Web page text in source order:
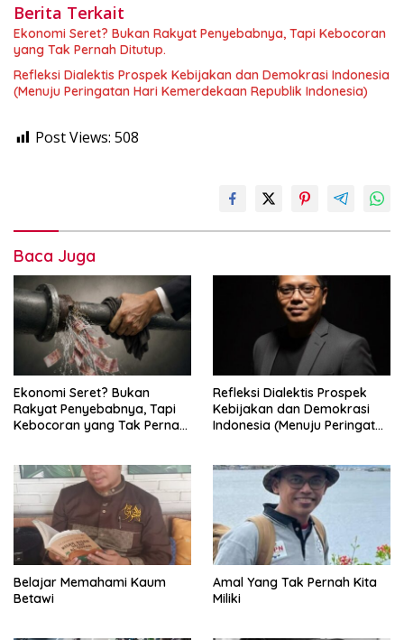
Berita Terkait
Ekonomi Seret? Bukan Rakyat Penyebabnya, Tapi Kebocoran
yang Tak Pernah Ditutup.
Refleksi Dialektis Prospek Kebijakan dan Demokrasi Indonesia
(Menuju Peringatan Hari Kemerdekaan Republik Indonesia)
Post Views: 508
Baca Juga
Ekonomi Seret? Bukan
Rakyat Penyebabnya, Tapi
Kebocoran yang Tak Pernah
Refleksi Dialektis Prospek
Kebijakan dan Demokrasi
Indonesia (Menuju Peringatan
Belajar Memahami Kaum
Betawi
Amal Yang Tak Pernah Kita
Miliki